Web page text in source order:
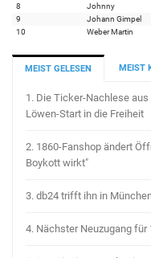
8
Johnny
9
Johann Gimpel
10
Weber Martin
MEIST GELESEN MEIST
1. Die Ticker-Nachlese
Löwen-Start in die Freiheit
2. 1860-Fanshop ändert
Boykott wirkt"
3. db24 trifft ihn in
4. Nächster Neuzugang für